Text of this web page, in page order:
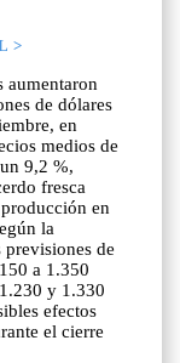
>
aumentaron
de dólares
en
medios de
9,2 %,
fresca
en
la
previsiones de
a 1.350
y 1.330
efectos
el cierre